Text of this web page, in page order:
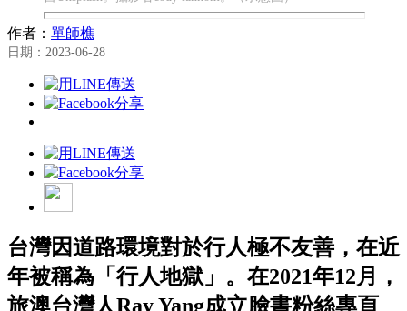
作者： 單師樵
日期：2023-06-28
台灣因道路環境對於行人極不友善，在近
年被稱為「行人地獄」。在2021年12月，
旅澳台灣人Ray Yang成立臉書粉絲專頁